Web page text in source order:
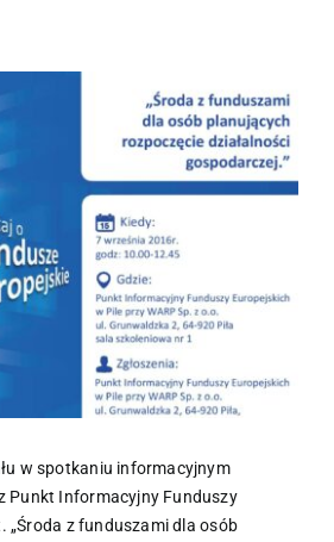
w spotkaniu informacyjnym
Punkt Informacyjny Funduszy
„Środa z funduszami dla osób